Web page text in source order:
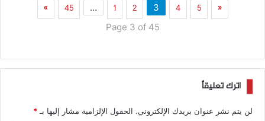
«
1 2 3 4 5
…
45
»
Page 3 of 45
اترك تعليقاً
لن يتم نشر عنوان بريدك الإلكتروني. الحقول الإلزامية مشار إليها بـ *